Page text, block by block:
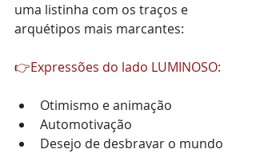
uma listinha com os traços e
arquétipos mais marcantes:
👉Expressões do lado LUMINOSO:
Otimismo e animação
Automotivação
Desejo de desbravar o mundo